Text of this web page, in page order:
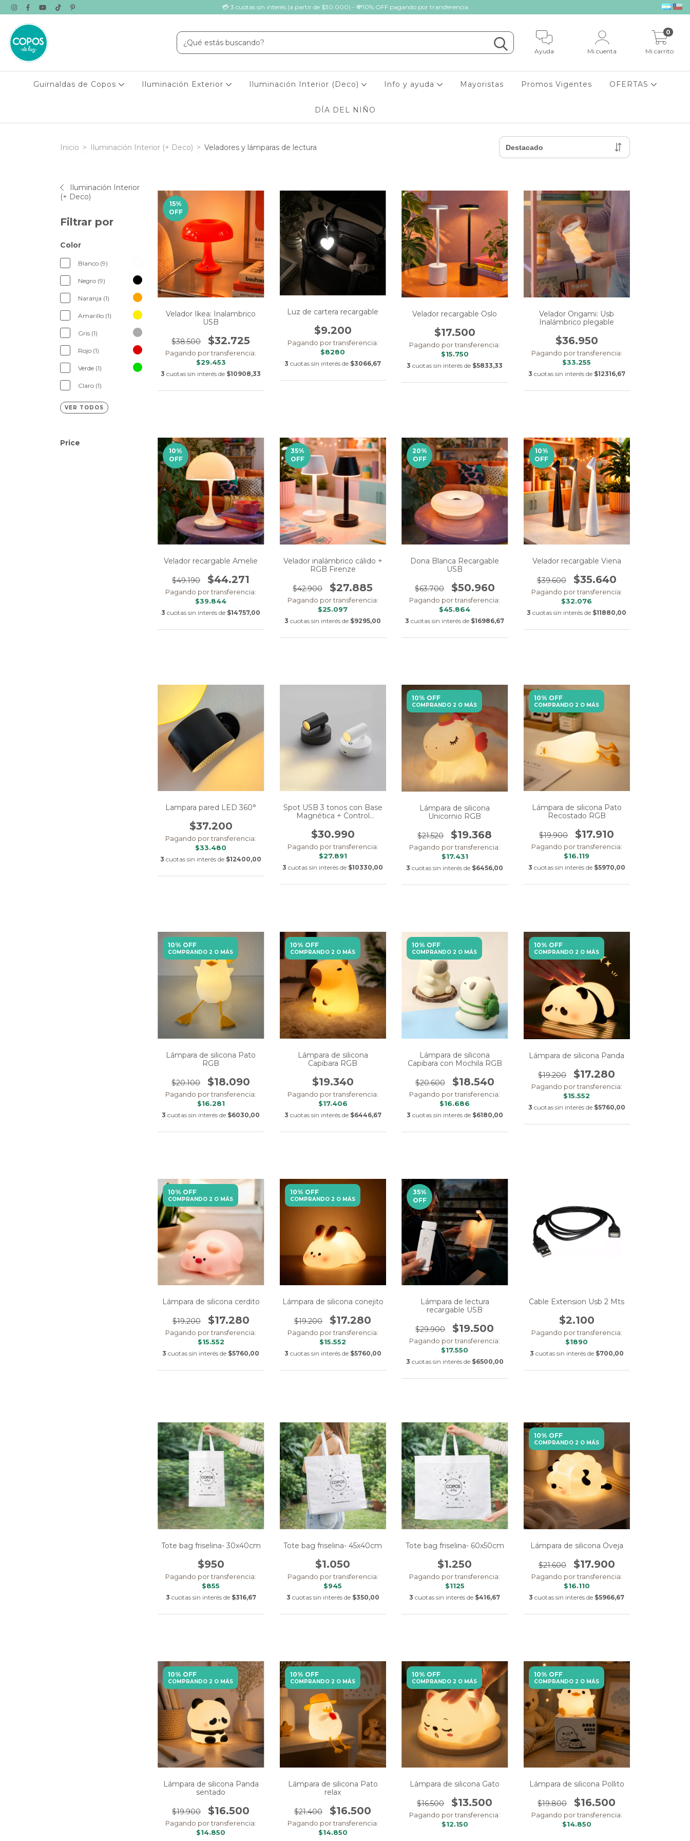
💳 3 cuotas sin interés (a partir de $30.000) - 💸10% OFF pagando por transferencia
Ayuda Mi cuenta Mi carrito
0
Guirnaldas de Copos Iluminación Exterior Iluminación Interior (Deco) Info y ayuda Mayoristas Promos Vigentes OFERTAS
DÍA DEL NIÑO
Inicio > Iluminación Interior (+ Deco) > Veladores y lámparas de lectura
Iluminación Interior
(+ Deco)
Filtrar por
Color
Blanco (9)
Negro (9)
Naranja (1)
Amarillo (1)
Gris (1)
Rojo (1)
Verde (1)
Claro (1)
VER TODOS
Price
15%
OFF
Velador Ikea: Inalambrico
USB
$38.500 $32.725
Pagando por transferencia:
$29.453
3 cuotas sin interés de $10908,33
Luz de cartera recargable
$9.200
Pagando por transferencia:
$8280
3 cuotas sin interés de $3066,67
Velador recargable Oslo
$17.500
Pagando por transferencia:
$15.750
3 cuotas sin interés de $5833,33
Velador Origami: Usb
Inalámbrico plegable
$36.950
Pagando por transferencia:
$33.255
3 cuotas sin interés de $12316,67
10%
OFF
Velador recargable Amelie
$49.190 $44.271
Pagando por transferencia:
$39.844
3 cuotas sin interés de $14757,00
35%
OFF
Velador inalámbrico cálido +
RGB Firenze
$42.900 $27.885
Pagando por transferencia:
$25.097
3 cuotas sin interés de $9295,00
20%
OFF
Dona Blanca Recargable
USB
$63.700 $50.960
Pagando por transferencia:
$45.864
3 cuotas sin interés de $16986,67
10%
OFF
Velador recargable Viena
$39.600 $35.640
Pagando por transferencia:
$32.076
3 cuotas sin interés de $11880,00
Lampara pared LED 360°
$37.200
Pagando por transferencia:
$33.480
3 cuotas sin interés de $12400,00
Spot USB 3 tonos con Base
Magnética + Control
$30.990
Pagando por transferencia:
$27.891
3 cuotas sin interés de $10330,00
10% OFF
COMPRANDO 2 O MÁS
Lámpara de silicona
Unicornio RGB
$21.520 $19.368
Pagando por transferencia:
$17.431
3 cuotas sin interés de $6456,00
10% OFF
COMPRANDO 2 O MÁS
Lámpara de silicona Pato
Recostado RGB
$19.900 $17.910
Pagando por transferencia:
$16.119
3 cuotas sin interés de $5970,00
10% OFF
COMPRANDO 2 O MÁS
Lámpara de silicona Pato
RGB
$20.100 $18.090
Pagando por transferencia:
$16.281
3 cuotas sin interés de $6030,00
10% OFF
COMPRANDO 2 O MÁS
Lámpara de silicona
Capibara RGB
$19.340
Pagando por transferencia:
$17.406
3 cuotas sin interés de $6446,67
10% OFF
COMPRANDO 2 O MÁS
Lámpara de silicona
Capibara con Mochila RGB
$20.600 $18.540
Pagando por transferencia:
$16.686
3 cuotas sin interés de $6180,00
10% OFF
COMPRANDO 2 O MÁS
Lámpara de silicona Panda
$19.200 $17.280
Pagando por transferencia:
$15.552
3 cuotas sin interés de $5760,00
10% OFF
COMPRANDO 2 O MÁS
Lámpara de silicona cerdito
$19.200 $17.280
Pagando por transferencia:
$15.552
3 cuotas sin interés de $5760,00
10% OFF
COMPRANDO 2 O MÁS
Lámpara de silicona conejito
$19.200 $17.280
Pagando por transferencia:
$15.552
3 cuotas sin interés de $5760,00
35%
OFF
Lámpara de lectura
recargable USB
$29.900 $19.500
Pagando por transferencia:
$17.550
3 cuotas sin interés de $6500,00
Cable Extension Usb 2 Mts
$2.100
Pagando por transferencia:
$1890
3 cuotas sin interés de $700,00
Tote bag friselina- 30x40cm
$950
Pagando por transferencia:
$855
3 cuotas sin interés de $316,67
Tote bag friselina- 45x40cm
$1.050
Pagando por transferencia:
$945
3 cuotas sin interés de $350,00
Tote bag friselina- 60x50cm
$1.250
Pagando por transferencia:
$1125
3 cuotas sin interés de $416,67
10% OFF
COMPRANDO 2 O MÁS
Lámpara de silicona Oveja
$21.600 $17.900
Pagando por transferencia:
$16.110
3 cuotas sin interés de $5966,67
10% OFF
COMPRANDO 2 O MÁS
Lámpara de silicona Panda
sentado
$19.900 $16.500
Pagando por transferencia:
$14.850
10% OFF
COMPRANDO 2 O MÁS
Lámpara de silicona Pato
relax
$21.400 $16.500
Pagando por transferencia:
$14.850
10% OFF
COMPRANDO 2 O MÁS
Lámpara de silicona Gato
$16.500 $13.500
Pagando por transferencia:
$12.150
10% OFF
COMPRANDO 2 O MÁS
Lámpara de silicona Pollito
$19.800 $16.500
Pagando por transferencia:
$14.850